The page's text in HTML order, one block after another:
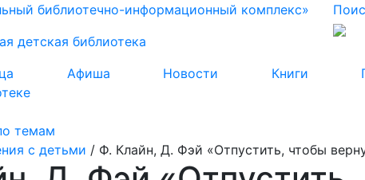
библиотечно-информационный комплекс»
детская библиотека
Афиша Новости Книги
темам
с детьми / Ф. Клайн, Д. Фэй «Отпустить, чтобы